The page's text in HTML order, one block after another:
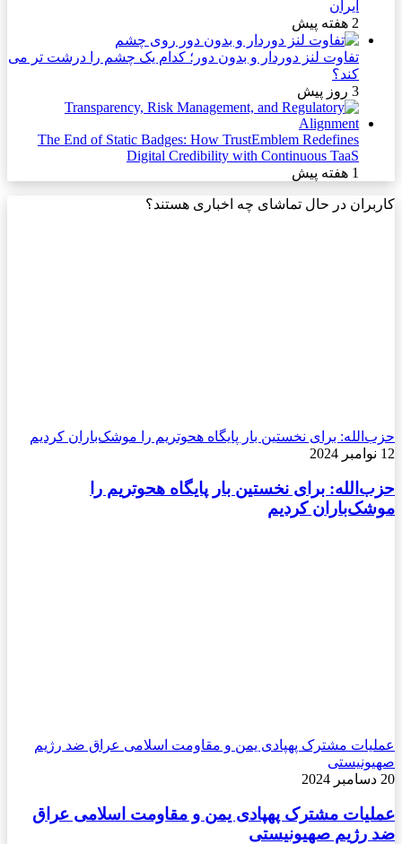
ایران
2 هفته پیش
تفاوت لنز دوردار و بدون دور؛ کدام یک چشم را درشت تر می
کند؟
3 روز پیش
The End of Static Badges: How TrustEmblem Redefines
Digital Credibility with Continuous TaaS
1 هفته پیش
کاربران در حال تماشای چه اخباری هستند؟
حزب‌الله: برای نخستین بار پایگاه هحوتریم را موشک‌باران کردیم
12 نوامبر 2024
حزب‌الله: برای نخستین بار پایگاه هحوتریم را
موشک‌باران کردیم
عملیات مشترک پهپادی یمن و مقاومت اسلامی عراق ضد رژیم
صهیونیستی
20 دسامبر 2024
عملیات مشترک پهپادی یمن و مقاومت اسلامی عراق
ضد رژیم صهیونیستی